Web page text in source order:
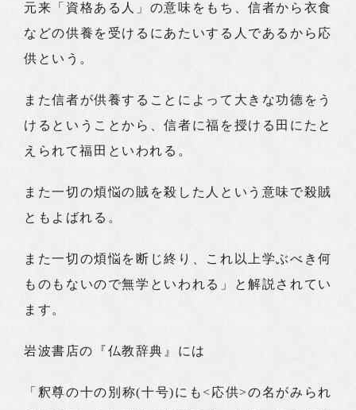
元来「資格ある人」の意味をもち、信者から衣食
などの供養を受けるにあたいする人であるから応
供という。
また信者が供養することによって大きな功德をう
けるということから、信者に福を授ける田にたと
えられて福田といわれる。
また一切の煩悩の賊を殺した人という意味で殺賊
ともよばれる。
また一切の煩悩を断じ終り、これ以上学ぶべき何
ものもないので無学といわれる」と解説されてい
ます。
岩波書店の『仏教辞典』には
「釈尊の十の別称(十号)にも<応供>の名がみられ